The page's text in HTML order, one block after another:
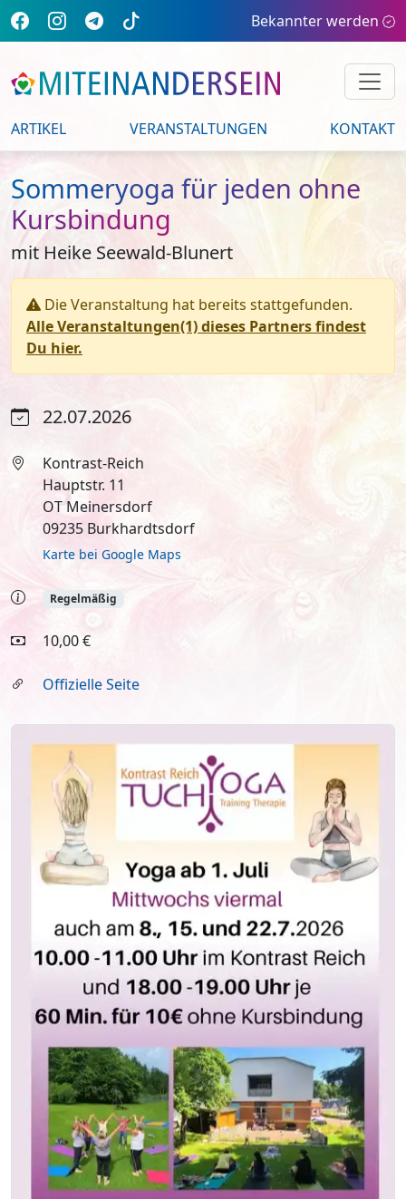
Bekannter werden
ARTIKEL VERANSTALTUNGEN KONTAKT
Sommeryoga für jeden ohne
Kursbindung
mit Heike Seewald-Blunert
Die Veranstaltung hat bereits stattgefunden.
Alle Veranstaltungen(1) dieses Partners findest
Du hier.
22.07.2026
Kontrast-Reich
Hauptstr. 11
OT Meinersdorf
09235 Burkhardtsdorf
Karte bei Google Maps
Regelmäßig
10,00 €
Offizielle Seite